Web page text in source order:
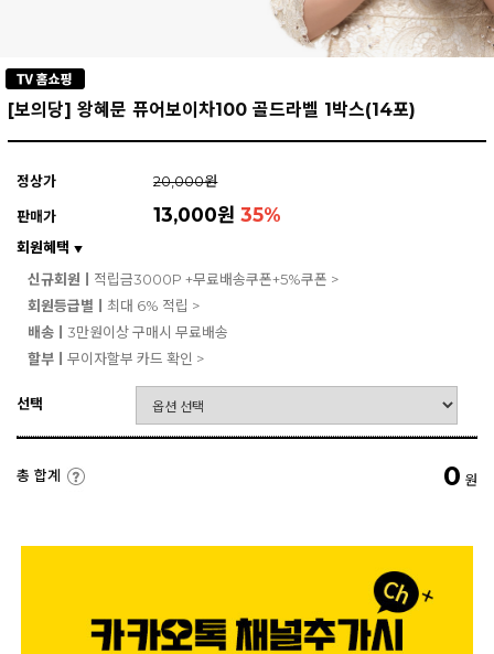
[보의당] 왕혜문 퓨어보이차100 골드라벨 1박스(14포)
정상가
20,000원
판매가
13,000원35%
회원혜택 ▼
신규회원ㅣ 적립금3000P +무료배송쿠폰+5%쿠폰 >
회원등급별ㅣ 최대 6% 적립 >
배송ㅣ 3만원이상 구매시 무료배송
할부ㅣ 무이자할부 카드 확인 >
선택
총 합계 0 원